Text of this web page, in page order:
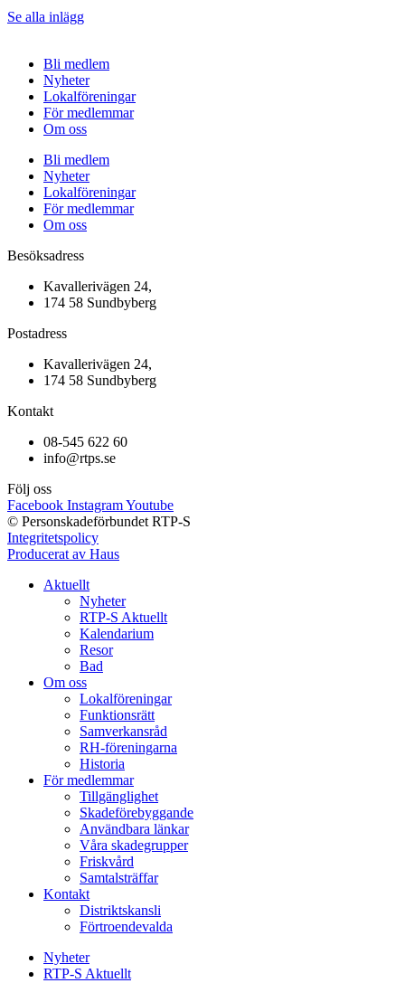
Se alla inlägg
Bli medlem
Nyheter
Lokalföreningar
För medlemmar
Om oss
Bli medlem
Nyheter
Lokalföreningar
För medlemmar
Om oss
Besöksadress
Kavallerivägen 24,
174 58 Sundbyberg
Postadress
Kavallerivägen 24,
174 58 Sundbyberg
Kontakt
08-545 622 60
info@rtps.se
Följ oss
Facebook InstagramYoutube
© Personskadeförbundet RTP-S
Integritetspolicy
Producerat av Haus
Aktuellt
Nyheter
RTP-S Aktuellt
Kalendarium
Resor
Bad
Om oss
Lokalföreningar
Funktionsrätt
Samverkansråd
RH-föreningarna
Historia
För medlemmar
Tillgänglighet
Skadeförebyggande
Användbara länkar
Våra skadegrupper
Friskvård
Samtalsträffar
Kontakt
Distriktskansli
Förtroendevalda
Nyheter
RTP-S Aktuellt